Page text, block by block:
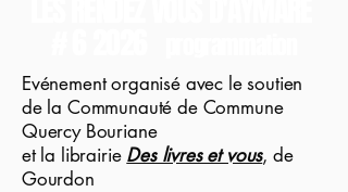
Evénement organisé avec le soutien
de la Communauté de Commune
Quercy Bouriane
et la librairie Des livres et vous, de
Gourdon